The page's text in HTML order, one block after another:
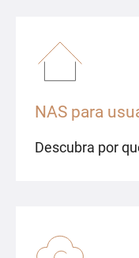
NAS para
Descubra por